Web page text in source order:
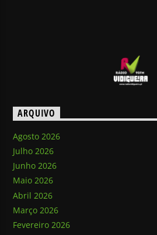
ARQUIVO
Agosto 2026
Julho 2026
Junho 2026
Maio 2026
Abril 2026
Março 2026
Fevereiro 2026